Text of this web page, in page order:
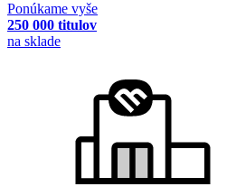
Ponúkame vyše
250 000 titulov
na sklade